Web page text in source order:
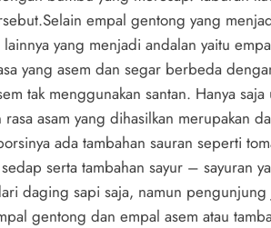
empal gentong yang
yang menjadi andalan yaitu
yang asem dan segar berbeda
tak menggunakan santan. Hanya
rasa asam yang dihasilkan merupakan
ada tambahan sauran seperti
serta tambahan sayur – sayuran
daging sapi saja, namun
gentong dan empal asem atau